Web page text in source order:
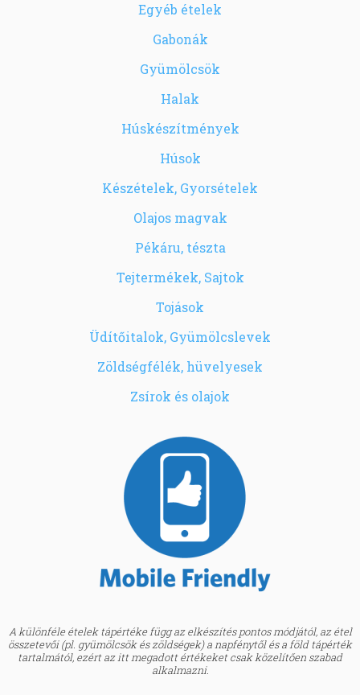
Egyéb ételek
Gabonák
Gyümölcsök
Halak
Húskészítmények
Húsok
Készételek, Gyorsételek
Olajos magvak
Pékáru, tészta
Tejtermékek, Sajtok
Tojások
Üdítőitalok, Gyümölcslevek
Zöldségfélék, hüvelyesek
Zsírok és olajok
A különféle ételek tápértéke függ az elkészítés pontos módjától, az étel
összetevői (pl. gyümölcsök és zöldségek) a napfénytől és a föld tápérték
tartalmától, ezért az itt megadott értékeket csak közelítően szabad
alkalmazni.